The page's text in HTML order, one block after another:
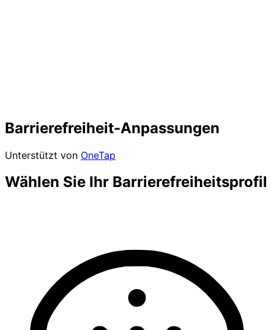
Barrierefreiheit-Anpassungen
Unterstützt von OneTap
Wählen Sie Ihr Barrierefreiheitsprofil